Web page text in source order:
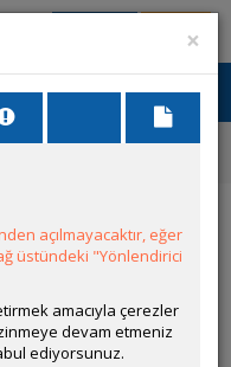
Amerika Cichlidleri
×
açılmayacaktır, eğer
üstündeki "Yönlendirici
amacıyla çerezler
devam etmeniz
ediyorsunuz.